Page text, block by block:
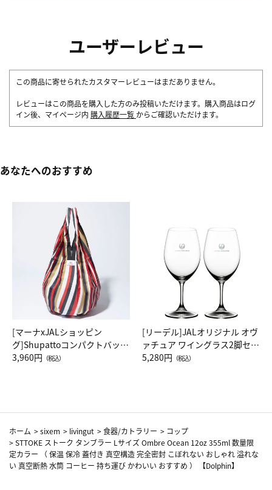
ユーザーレビュー
この商品に寄せられたカスタマーレビューはまだありません。
レビューはこの商品を購入した方のみ投稿いただけます。購入商品はログ
イン後、マイページ内 購入履歴一覧 からご確認いただけます。
あなたへのおすすめ
[マーナxJALショッピン
グ]Shupattoコンパクトバッグ
Drop JAL客室乗務員（LC）ス
3,960円 （税込）
[リーデル]JALオリジナル オヴ
ァチュア ワイングラス2脚セッ
ト（レッドワイン）
5,280円 （税込）
ホーム >sixem > livingut >食器/カトラリー > コップ
>STTOKE ストーク タンブラー Lサイズ Ombre Ocean 12oz 355ml 数量限
定カラー （ 保温 保冷 蓋付き 真空構造 完全密封 こぼれない おしゃれ 溢れな
い 真空断熱 水筒 コーヒー 持ち運び かわいい おすすめ ） 【Dolphin】